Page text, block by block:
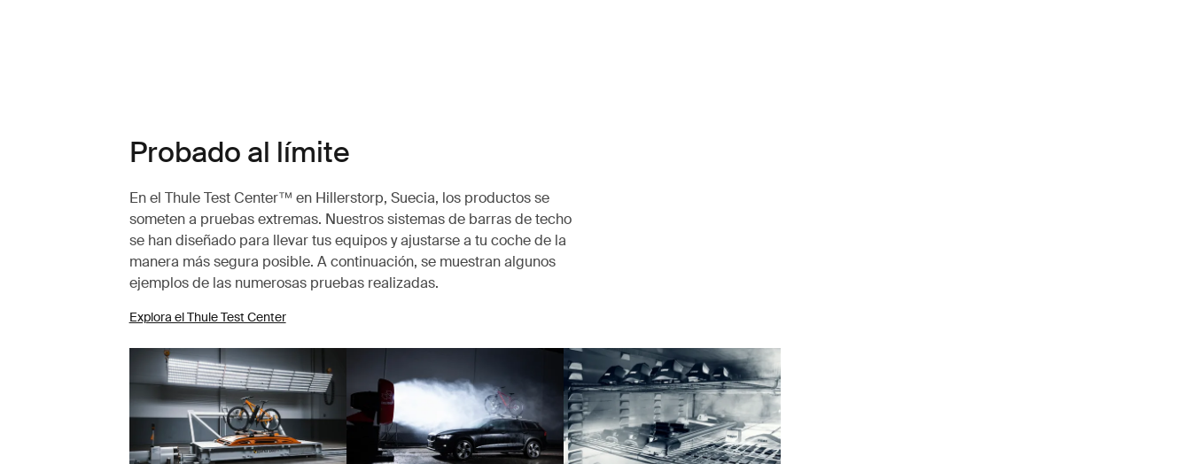
Probado al límite
En el Thule Test Center™ en Hillerstorp, Suecia, los productos se
someten a pruebas extremas. Nuestros sistemas de barras de techo
se han diseñado para llevar tus equipos y ajustarse a tu coche de la
manera más segura posible. A continuación, se muestran algunos
ejemplos de las numerosas pruebas realizadas.
Explora el Thule Test Center